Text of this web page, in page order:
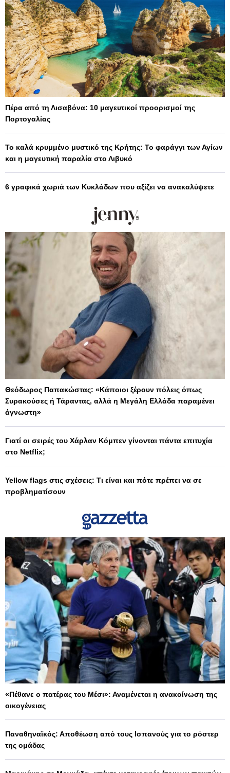
Πέρα από τη Λισαβόνα: 10 μαγευτικοί προορισμοί της
Πορτογαλίας
Το καλά κρυμμένο μυστικό της Κρήτης: Το φαράγγι των Αγίων
και η μαγευτική παραλία στο Λιβυκό
6 γραφικά χωριά των Κυκλάδων που αξίζει να ανακαλύψετε
Θεόδωρος Παπακώστας: «Κάποιοι ξέρουν πόλεις όπως
Συρακούσες ή Τάραντας, αλλά η Μεγάλη Ελλάδα παραμένει
άγνωστη»
Γιατί οι σειρές του Χάρλαν Κόμπεν γίνονται πάντα επιτυχία
στο Netflix;
Yellow flags στις σχέσεις: Τι είναι και πότε πρέπει να σε
προβληματίσουν
«Πέθανε ο πατέρας του Μέσι»: Αναμένεται η ανακοίνωση της
οικογένειας
Παναθηναϊκός: Αποθέωση από τους Ισπανούς για το ρόστερ
της ομάδας